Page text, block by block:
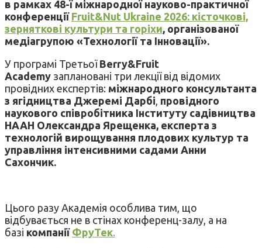
в рамках 48-ї міжнародної науково-практичної
конференції Fruit&Nut Ukraine 2026: кісточкові,
зерняткові культури та горіхи, організованої
медіагрупою «Технології та Інновації».
У програмі Третьої Berry&Fruit
Academy заплановані три лекції від відомих
провідних експертів: міжнародного консультанта
з ягідництва Джеремі Дарбі провідного
наукового співробітника Інституту садівництва
НААН Олександра Ярещенка, експерта з
технологій вирощування плодових культур та
управління інтенсивними садами Анни
Сахончик.
Цього разу Академія особлива тим, що
відбувається не в стінах конференц-залу, а на
базі компанії ФруТек.